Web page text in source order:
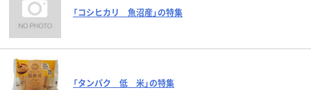
「コシヒカリ 魚沼産」の特集
「タンパク 低 米」の特集